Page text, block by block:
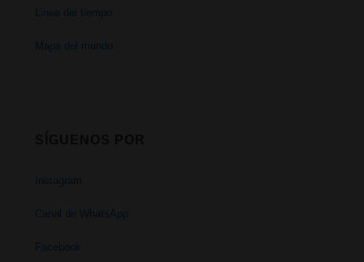
Linea del tiempo
Mapa del mundo
Instagram
Canal de WhatsApp
Facebook